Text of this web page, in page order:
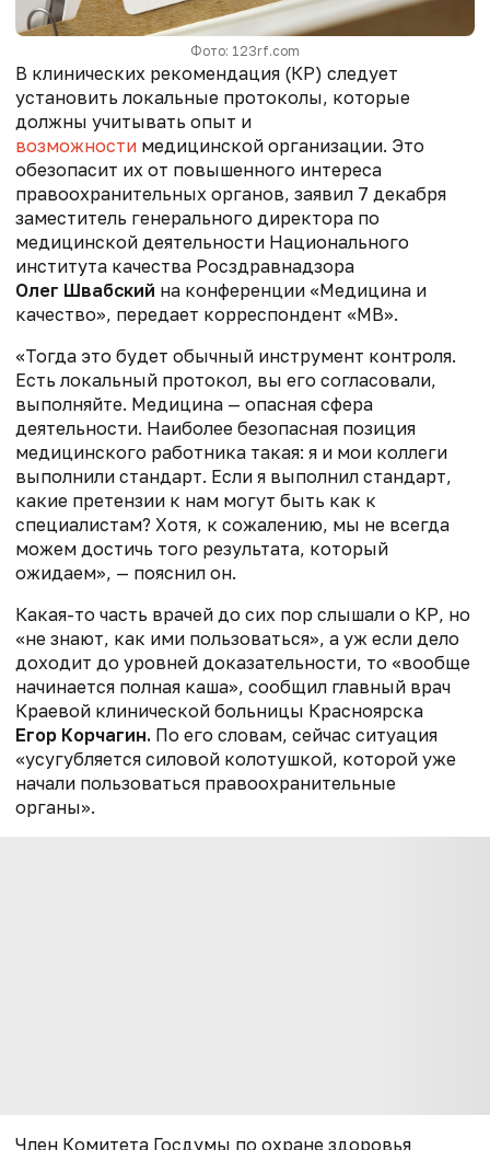
Фото: 123rf.com
В клинических рекомендация (КР) следует
установить локальные протоколы, которые
должны учитывать опыт и
возможности медицинской организации. Это
обезопасит их от повышенного интереса
правоохранительных органов, заявил 7 декабря
заместитель генерального директора по
медицинской деятельности Национального
института качества Росздравнадзора
Олег Швабский на конференции «Медицина и
качество», передает корреспондент «МВ».
«Тогда это будет обычный инструмент контроля.
Есть локальный протокол, вы его согласовали,
выполняйте. Медицина — опасная сфера
деятельности. Наиболее безопасная позиция
медицинского работника такая: я и мои коллеги
выполнили стандарт. Если я выполнил стандарт,
какие претензии к нам могут быть как к
специалистам? Хотя, к сожалению, мы не всегда
можем достичь того результата, который
ожидаем», — пояснил он.
Какая-то часть врачей до сих пор слышали о КР, но
«не знают, как ими пользоваться», а уж если дело
доходит до уровней доказательности, то «вообще
начинается полная каша», сообщил главный врач
Краевой клинической больницы Красноярска
Егор Корчагин. По его словам, сейчас ситуация
«усугубляется силовой колотушкой, которой уже
начали пользоваться правоохранительные
органы».
Член Комитета Госдумы по охране здоровья